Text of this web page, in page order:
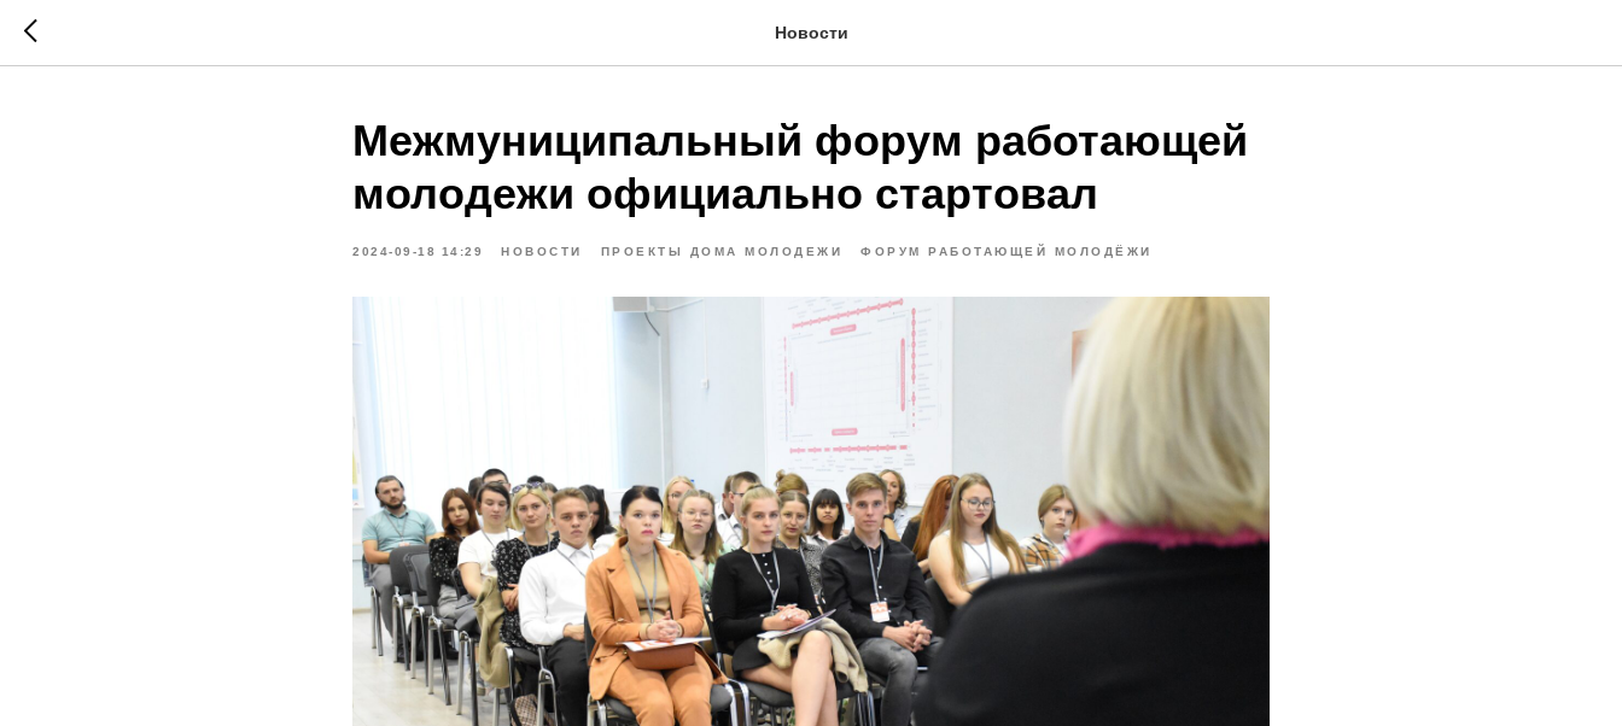
Новости
Межмуниципальный форум работающей
молодежи официально стартовал
2024-09-18 14:29 НОВОСТИ ПРОЕКТЫ ДОМА МОЛОДЕЖИ ФОРУМ РАБОТАЮЩЕЙ МОЛОДЁЖИ